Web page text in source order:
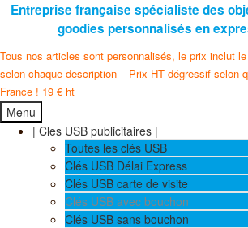
Entreprise française spécialiste des
goodies personnalisés en
Tous nos articles sont personnalisés, le prix inclut
selon chaque description – Prix HT dégressif selon
France ! 19 € ht
Menu
| Cles USB publicitaires |
Toutes les clés USB
Clés USB Délai Express
Clés USB carte de visite
Clés USB avec bouchon
Clés USB sans bouchon